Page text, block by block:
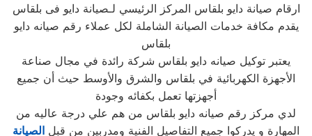
ارقام صيانة دايو بلقاس المركز الرئيسي لـصيانة دايو فى بلقاس
يقدم مكافة خدمات الصيانة الشاملة لكل عملاء رقم صيانه دايو
بلقاس
يعتبر توكيل صيانه دايو بلقاس شركة رائدة في مجال صناعة
الأجهزة الكهربائية في بلقاس والشرق والأوسط حيث أن جميع
أجهزتها تعمل بكفائه وجودة
لدي مركز رقم صيانه دايو بلقاس من هم علي درجة عاليه من
المهارة و يدركوا جميع التفاصيل الفنية ومدربين من قبل الصيانة